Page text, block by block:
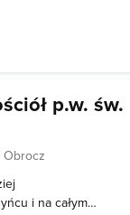
p.w. św.
Obrocz
i na całym